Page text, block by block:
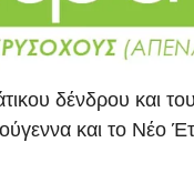
δένδρου και
και το Νέο